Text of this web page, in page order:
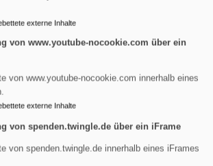
gegen den
externe Inhalte
von www.youtube-nocookie.com über ein
von www.youtube-nocookie.com innerhalb eines
externe Inhalte
von spenden.twingle.de über ein iFrame
von spenden.twingle.de innerhalb eines iFrames